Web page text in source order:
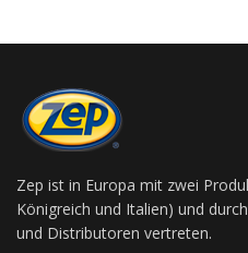
Zep ist in Europa mit zwei
Königreich und Italien) und
und Distributoren vertreten.